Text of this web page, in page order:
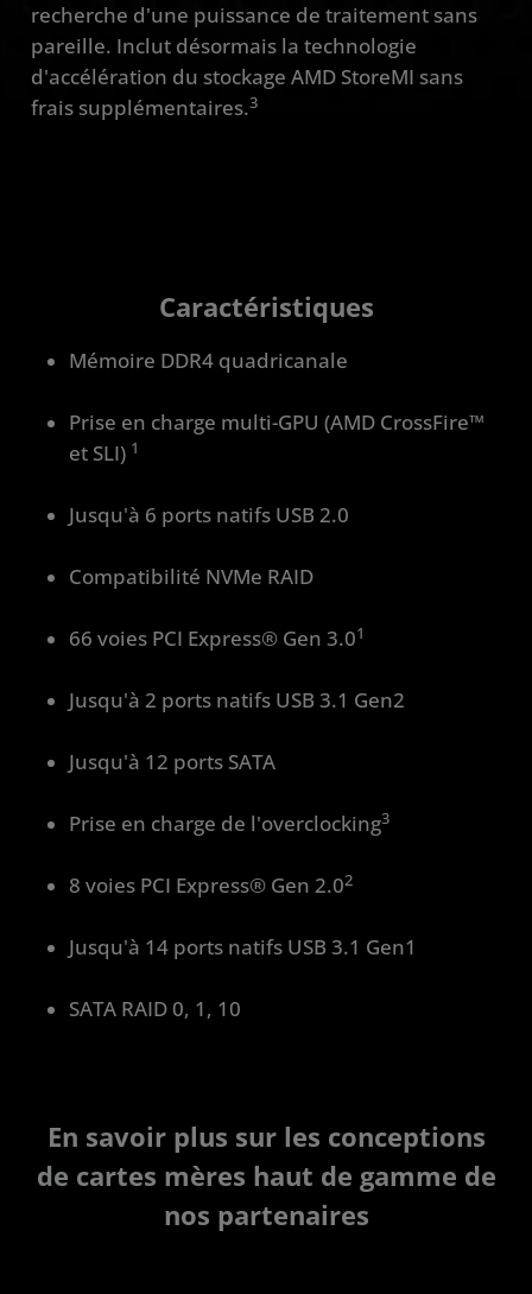
recherche d'une puissance de traitement sans
pareille. Inclut désormais la technologie
d'accélération du stockage AMD StoreMI sans
frais supplémentaires.3
Caractéristiques
Mémoire DDR4 quadricanale
Prise en charge multi-GPU (AMD CrossFire™
et SLI) 1
Jusqu'à 6 ports natifs USB 2.0
Compatibilité NVMe RAID
66 voies PCI Express® Gen 3.01
Jusqu'à 2 ports natifs USB 3.1 Gen2
Jusqu'à 12 ports SATA
Prise en charge de l'overclocking3
8 voies PCI Express® Gen 2.02
Jusqu'à 14 ports natifs USB 3.1 Gen1
SATA RAID 0, 1, 10
En savoir plus sur les conceptions
de cartes mères haut de gamme de
nos partenaires